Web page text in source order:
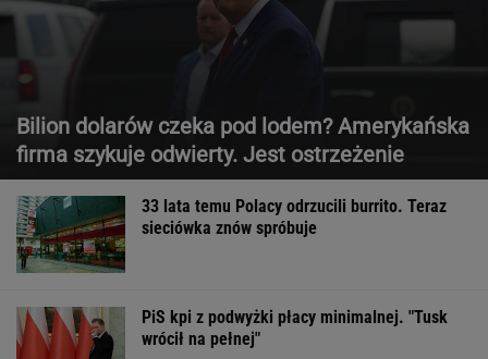
Bilion dolarów czeka pod lodem? Amerykańska
firma szykuje odwierty. Jest ostrzeżenie
33 lata temu Polacy odrzucili burrito. Teraz
sieciówka znów spróbuje
PiS kpi z podwyżki płacy minimalnej. "Tusk
wrócił na pełnej"